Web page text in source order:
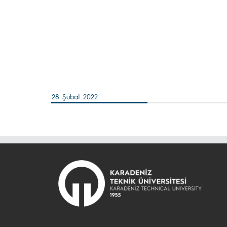
28 Şubat 2022